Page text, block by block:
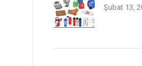
Şubat 13,